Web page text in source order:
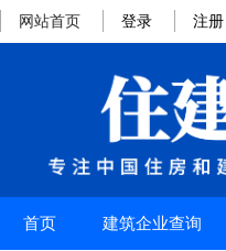
网站首页 登录 注册
首页 建筑企业查询